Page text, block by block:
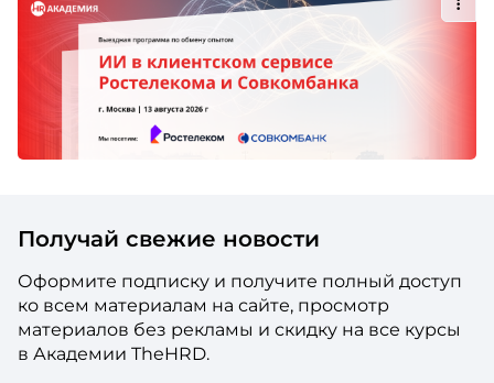
Получай свежие новости
Оформите подписку и получите полный доступ
ко всем материалам на сайте, просмотр
материалов без рекламы и скидку на все курсы
в Академии TheHRD.